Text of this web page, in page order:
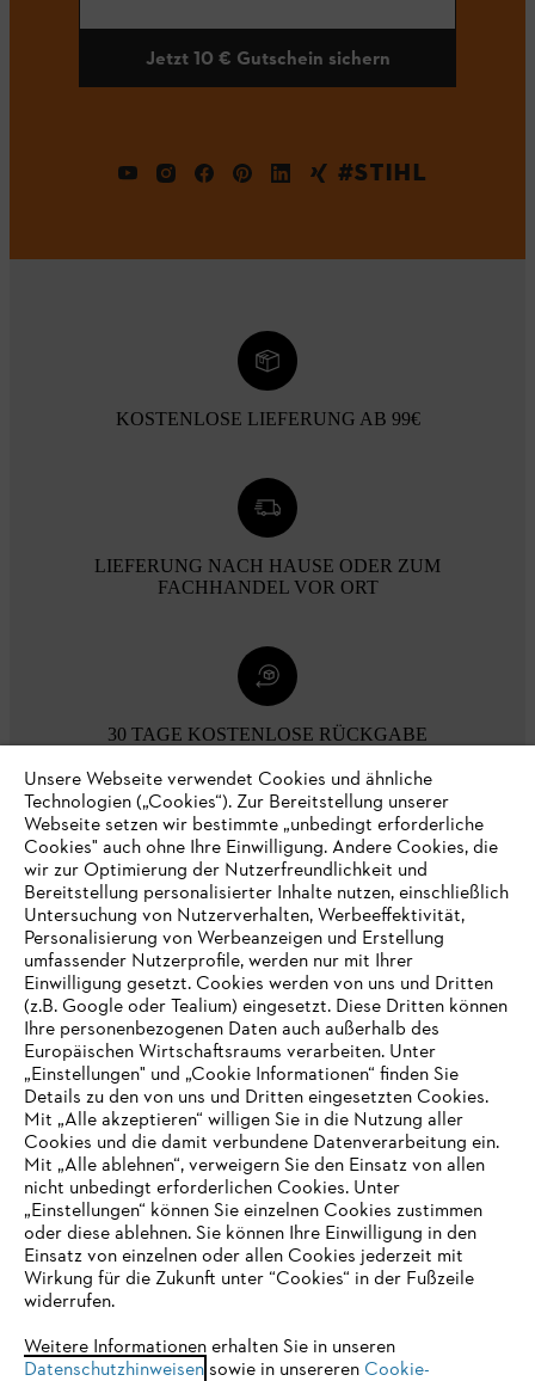
Jetzt 10 € Gutschein sichern
#STIHL
KOSTENLOSE LIEFERUNG AB 99€
LIEFERUNG NACH HAUSE ODER ZUM
FACHHANDEL VOR ORT
30 TAGE KOSTENLOSE RÜCKGABE
Zahlungsmöglichkeiten
Unternehmen
Online Shop
Service
IHR BROWSER WIRD NICHT
UNTERSTÜTZT
eine optimale Nutzung unserer Seite empfehlen wir Ihnen, zu
einem der folgenden Browser zu wechseln:
Unsere Webseite verwendet Cookies und ähnliche
Technologien („Cookies“). Zur Bereitstellung unserer
Webseite setzen wir bestimmte „unbedingt erforderliche
Cookies" auch ohne Ihre Einwilligung. Andere Cookies, die
wir zur Optimierung der Nutzerfreundlichkeit und
Bereitstellung personalisierter Inhalte nutzen, einschließlich
Untersuchung von Nutzerverhalten, Werbeeffektivität,
Personalisierung von Werbeanzeigen und Erstellung
umfassender Nutzerprofile, werden nur mit Ihrer
Einwilligung gesetzt. Cookies werden von uns und Dritten
(z.B. Google oder Tealium) eingesetzt. Diese Dritten können
Ihre personenbezogenen Daten auch außerhalb des
Europäischen Wirtschaftsraums verarbeiten. Unter
„Einstellungen" und „Cookie Informationen“ finden Sie
Details zu den von uns und Dritten eingesetzten Cookies.
Mit „Alle akzeptieren“ willigen Sie in die Nutzung aller
Cookies und die damit verbundene Datenverarbeitung ein.
Mit „Alle ablehnen“, verweigern Sie den Einsatz von allen
nicht unbedingt erforderlichen Cookies. Unter
„Einstellungen“ können Sie einzelnen Cookies zustimmen
oder diese ablehnen. Sie können Ihre Einwilligung in den
Einsatz von einzelnen oder allen Cookies jederzeit mit
Wirkung für die Zukunft unter “Cookies“ in der Fußzeile
widerrufen.
Weitere Informationen erhalten Sie in unseren
Datenschutzhinweisensowie in unsereren Cookie-